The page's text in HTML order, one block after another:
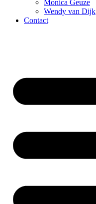
Monica Geuze
Wendy van Dijk
Contact